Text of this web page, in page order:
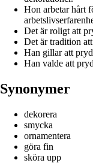
Hon arbetar hårt
Det är roligt att
Det är tradition
Han gillar att
Han valde att
Synonymer
dekorera
smycka
ornamentera
göra fin
sköra upp